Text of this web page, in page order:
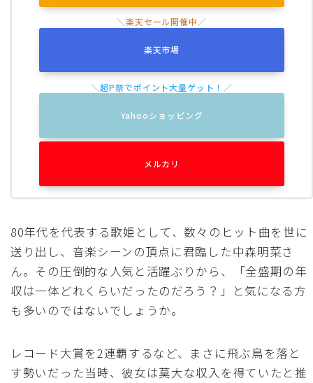
楽天市場
Yahooショッピング
メルカリ
80年代を代表する歌姫として、数々のヒット曲を世に
送り出し、音楽シーンの頂点に君臨した中森明菜さ
ん。その圧倒的な人気と活躍ぶりから、「全盛期の年
収は一体どれくらいだったのだろう？」と気になる方
も多いのではないでしょうか。
レコード大賞を2連覇するなど、まさに飛ぶ鳥を落と
す勢いだった当時、彼女は莫大な収入を得ていたと推